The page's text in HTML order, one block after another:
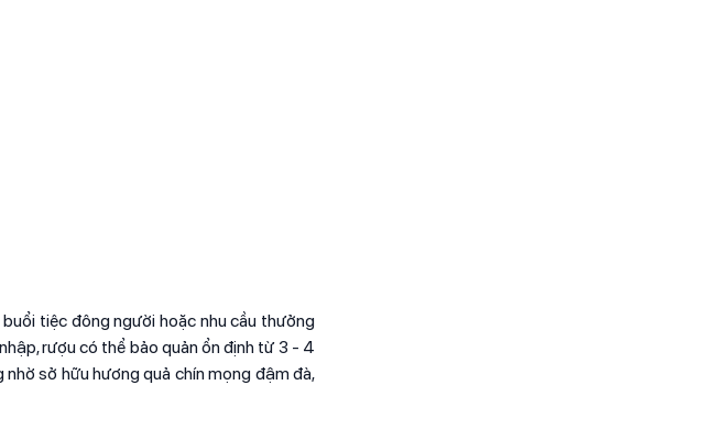
tiệc đông người hoặc nhu cầu thưởng
rượu có thể bảo quản ổn định từ 3 - 4
sở hữu hương quả chín mọng đậm đà,